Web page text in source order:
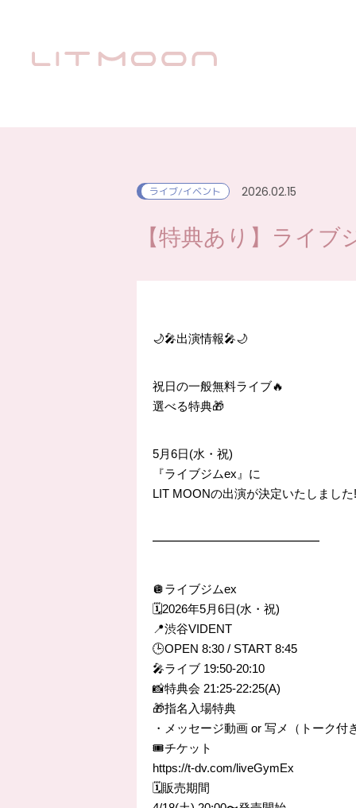
ライブ/イベント 2026.02.15
【特典あり】ライブ
🌙🎤出演情報🎤🌙
祝日の一般無料ライブ🔥
選べる特典🎁
5月6日(水・祝)
『ライブジムex』に
LIT MOONの出演が決定いたしました
━━━━━━━━━━━━━━
🪩ライブジムex
🗓️2026年5月6日(水・祝)
📍渋谷VIDENT
🕒OPEN 8:30 / START 8:45
🎤ライブ 19:50-20:10
📸特典会 21:25-22:25(A)
🎁指名入場特典
・メッセージ動画 or 写メ（トーク付
🎟️チケット
https://t-dv.com/liveGymEx
🗓️販売期間